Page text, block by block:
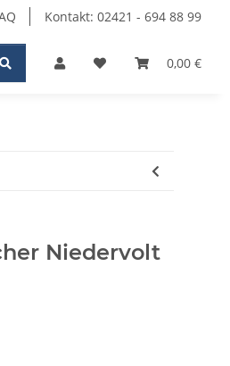
Kontakt: 02421 - 694 88 99
0,00 €
Niedervolt